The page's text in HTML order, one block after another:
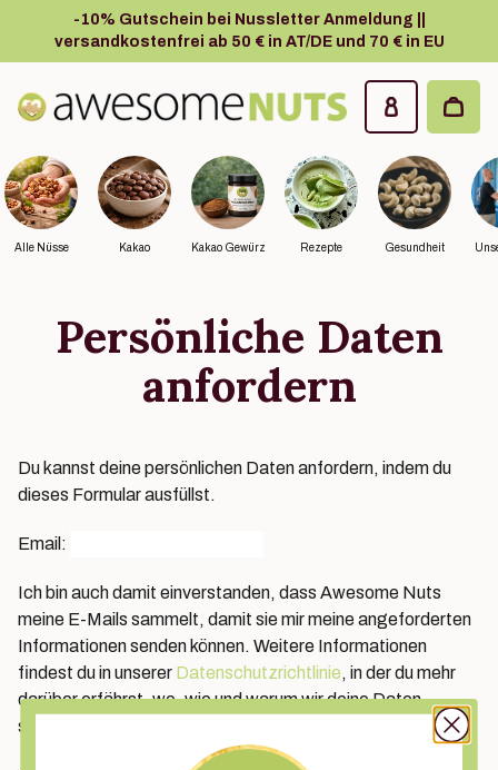
Zum Hauptinhalt springen
-10% Gutschein bei Nussletter Anmeldung ||
versandkostenfrei ab 50 € in AT/DE und 70 € in EU
Awesome Nuts
Alle Nüsse Kakao Kakao Gewürz Rezepte Gesundheit
Persönliche Daten
anfordern
Du kannst deine persönlichen Daten anfordern, indem du
dieses Formular ausfüllst.
Email:
Ich bin auch damit einverstanden, dass Awesome Nuts
meine E-Mails sammelt, damit sie mir meine angeforderten
Informationen senden können. Weitere Informationen
findest du in unserer Datenschutzrichtlinie, in der du mehr
darüber erfährst, wo, wie und warum wir deine Daten
speichern.